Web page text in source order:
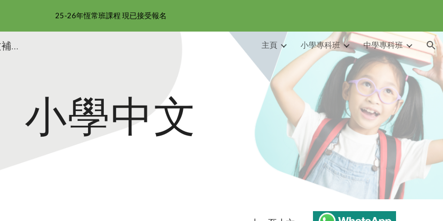
to main content25-26年恆常班課程 現已接受報名
天后補習|銅鑼灣補習|中文補習|英文補習|數學補習|理科補習|皇仁補習|聖若瑟補習|庇理羅士補習|華仁補習|暑期班|BPS 補習|QC補習 主頁 小學專科班 中學專科班
小學中文